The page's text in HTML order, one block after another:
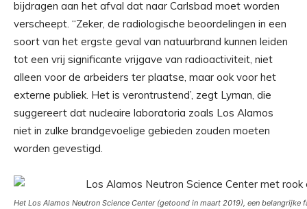
bijdragen aan het afval dat naar Carlsbad moet worden
verscheept. “Zeker, de radiologische beoordelingen in een
soort van het ergste geval van natuurbrand kunnen leiden
tot een vrij significante vrijgave van radioactiviteit, niet
alleen voor de arbeiders ter plaatse, maar ook voor het
externe publiek. Het is verontrustend’, zegt Lyman, die
suggereert dat nucleaire laboratoria zoals Los Alamos
niet in zulke brandgevoelige gebieden zouden moeten
worden gevestigd.
Het Los Alamos Neutron Science Center (getoond in maart 2019), een